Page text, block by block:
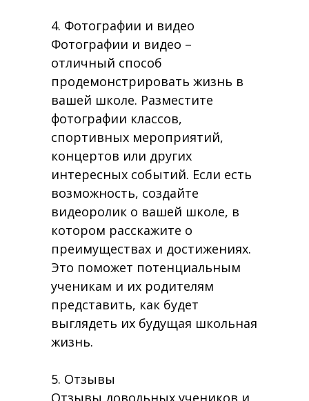
4. Фотографии и видео
Фотографии и видео –
отличный способ
продемонстрировать жизнь в
вашей школе. Разместите
фотографии классов,
спортивных мероприятий,
концертов или других
интересных событий. Если есть
возможность, создайте
видеоролик о вашей школе, в
котором расскажите о
преимуществах и достижениях.
Это поможет потенциальным
ученикам и их родителям
представить, как будет
выглядеть их будущая школьная
жизнь.
5. Отзывы
Отзывы довольных учеников и